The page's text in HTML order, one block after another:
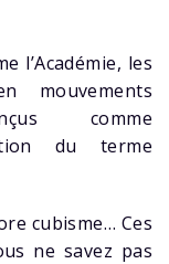
l’Académie, les
mouvements
comme
du terme
cubisme… Ces
ne savez pas